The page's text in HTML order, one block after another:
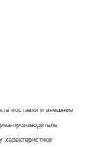
поставки и внешнем
производитель
характеристики